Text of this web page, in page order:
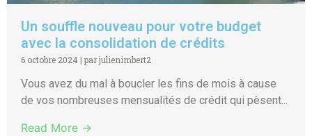
Un souffle nouveau pour votre budget
avec la consolidation de crédits
6 octobre 2024 | par julienimbert2
Vous avez du mal à boucler les fins de mois à cause
de vos nombreuses mensualités de crédit qui pèsent...
Read More →